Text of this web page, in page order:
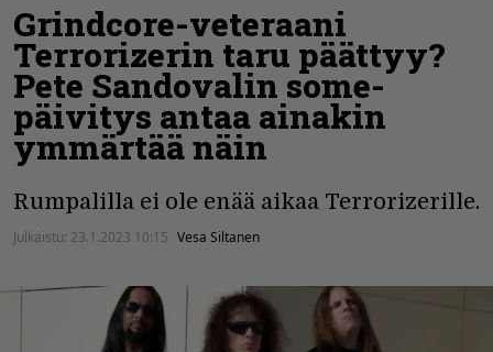
Grindcore-veteraani
Terrorizerin taru päättyy?
Pete Sandovalin some-
päivitys antaa ainakin
ymmärtää näin
Rumpalilla ei ole enää aikaa Terrorizerille.
Julkaistu: 23.1.2023 10:15 Vesa Siltanen